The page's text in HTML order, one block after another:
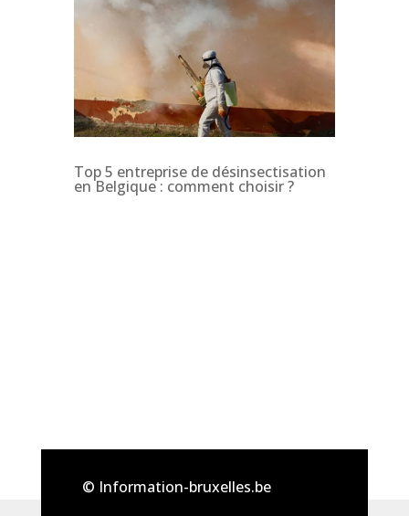
Top 5 entreprise de désinsectisation
en Belgique : comment choisir ?
© Information-bruxelles.be